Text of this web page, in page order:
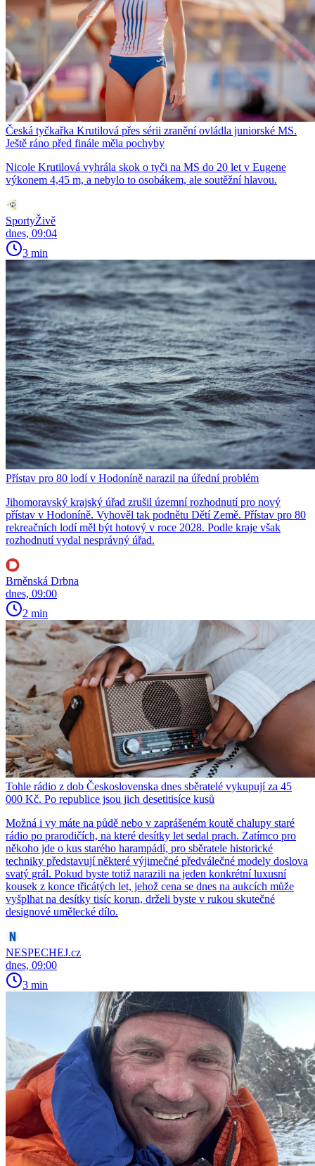
Česká tyčkařka Krutilová přes sérii zranění ovládla juniorské MS.
Ještě ráno před finále měla pochyby
Nicole Krutilová vyhrála skok o tyči na MS do 20 let v Eugene
výkonem 4,45 m, a nebylo to osobákem, ale soutěžní hlavou.
SportyŽivě
dnes, 09:04
3 min
Přístav pro 80 lodí v Hodoníně narazil na úřední problém
Jihomoravský krajský úřad zrušil územní rozhodnutí pro nový
přístav v Hodoníně. Vyhověl tak podnětu Dětí Země. Přístav pro 80
rekreačních lodí měl být hotový v roce 2028. Podle kraje však
rozhodnutí vydal nesprávný úřad.
Brněnská Drbna
dnes, 09:00
2 min
Tohle rádio z dob Československa dnes sběratelé vykupují za 45
000 Kč. Po republice jsou jich desetitisíce kusů
Možná i vy máte na půdě nebo v zaprášeném koutě chalupy staré
rádio po prarodičích, na které desítky let sedal prach. Zatímco pro
někoho jde o kus starého harampádí, pro sběratele historické
techniky představují některé výjimečné předválečné modely doslova
svatý grál. Pokud byste totiž narazili na jeden konkrétní luxusní
kousek z konce třicátých let, jehož cena se dnes na aukcích může
vyšplhat na desítky tisíc korun, drželi byste v rukou skutečné
designové umělecké dílo.
NESPECHEJ.cz
dnes, 09:00
3 min